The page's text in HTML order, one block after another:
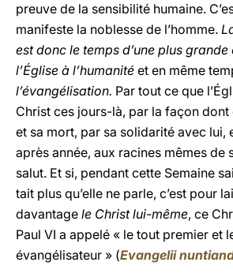
preuve de la sensibilité humaine.
manifeste la noblesse de l’homme.
est donc le temps d’une plus
l’Église à l’humanité et en même
l’évangélisation. Par tout ce que
Christ ces jours-là, par la façon dont
et sa mort, par sa solidarité avec lui,
après année, aux racines mêmes de
salut. Et si, pendant cette Semaine
tait plus qu’elle ne parle, c’est pour
davantage le Christ lui-même, ce
Paul VI a appelé « le tout premier et
évangélisateur » (Evangelii